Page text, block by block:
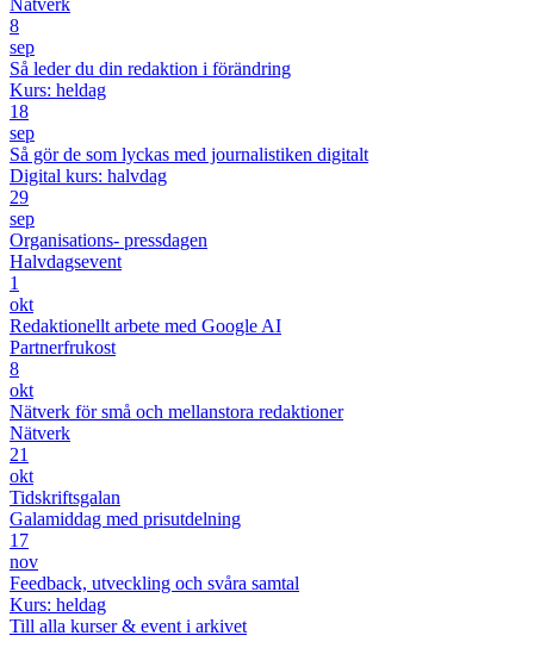
8
sep
Så leder du din redaktion i förändring
Kurs: heldag
18
sep
Så gör de som lyckas med journalistiken digitalt
Digital kurs: halvdag
29
sep
Organisations- pressdagen
Halvdagsevent
1
okt
Redaktionellt arbete med Google AI
Partnerfrukost
8
okt
Nätverk för små och mellanstora redaktioner
Nätverk
21
okt
Tidskriftsgalan
Galamiddag med prisutdelning
17
nov
Feedback, utveckling och svåra samtal
Kurs: heldag
Till alla kurser & event i arkivet